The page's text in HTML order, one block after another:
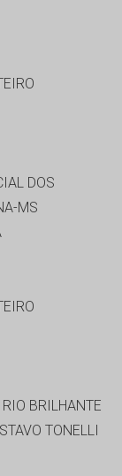
DOS
MS
BRILHANTE
TONELLI